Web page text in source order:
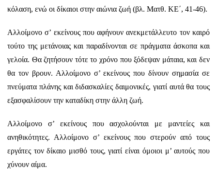
κόλαση, ενώ οι δίκαιοι στην αιώνια ζωή (βλ. Ματθ. ΚΕ΄, 41-46).
Αλλοίμονο σ’ εκείνους που αφήνουν ανεκμετάλλευτο τον καιρό
τούτο της μετάνοιας και παραδίνονται σε πράγματα άσκοπα και
γελοία. Θα ζητήσουν τότε το χρόνο που ξόδεψαν μάταια, και δεν
θα τον βρουν. Αλλοίμονο σ’ εκείνους που δίνουν σημασία σε
πνεύματα πλάνης και διδασκαλίες δαιμονικές, γιατί αυτά θα τους
εξασφαλίσουν την καταδίκη στην άλλη ζωή.
Αλλοίμονο σ’ εκείνους που ασχολούνται με μαντείες και
ανηθικότητες. Αλλοίμονο σ’ εκείνους που στερούν από τους
εργάτες τον δίκαιο μισθό τους, γιατί είναι όμοιοι μ’ αυτούς που
χύνουν αίμα.